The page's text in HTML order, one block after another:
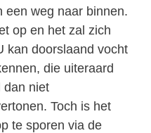
een weg naar binnen.
op en het zal zich
kan doorslaand vocht
die uiteraard
dan niet
Toch is het
te sporen via de